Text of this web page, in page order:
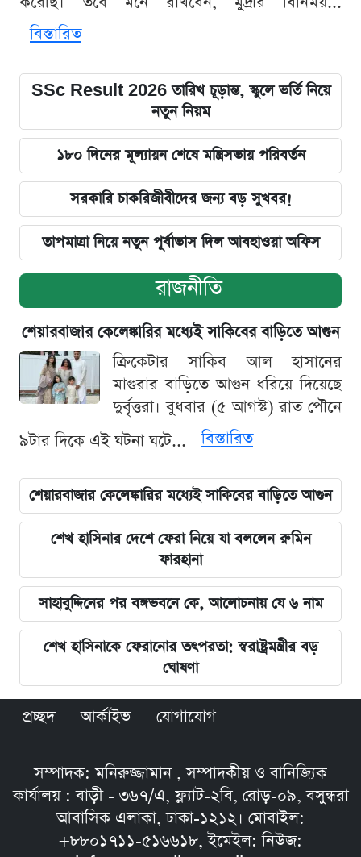
বিস্তারিত
SSc Result 2026 তারিখ চূড়ান্ত, স্কুলে ভর্তি নিয়ে
নতুন নিয়ম
১৮০ দিনের মূল্যায়ন শেষে মন্ত্রিসভায় পরিবর্তন
সরকারি চাকরিজীবীদের জন্য বড় সুখবর!
তাপমাত্রা নিয়ে নতুন পূর্বাভাস দিল আবহাওয়া অফিস
রাজনীতি
শেয়ারবাজার কেলেঙ্কারির মধ্যেই সাকিবের বাড়িতে আগুন
ক্রিকেটার সাকিব আল হাসানের
মাগুরার বাড়িতে আগুন ধরিয়ে দিয়েছে
দুর্বৃত্তরা। বুধবার (৫ আগস্ট) রাত পৌনে
৯টার দিকে এই ঘটনা ঘটে...
বিস্তারিত
শেয়ারবাজার কেলেঙ্কারির মধ্যেই সাকিবের বাড়িতে আগুন
শেখ হাসিনার দেশে ফেরা নিয়ে যা বললেন রুমিন
ফারহানা
সাহাবুদ্দিনের পর বঙ্গভবনে কে, আলোচনায় যে ৬ নাম
শেখ হাসিনাকে ফেরানোর তৎপরতা: স্বরাষ্ট্রমন্ত্রীর বড়
ঘোষণা
প্রচ্ছদ আর্কাইভ যোগাযোগ
সম্পাদক: মনিরুজ্জামান , সম্পাদকীয় ও বানিজ্যিক
কার্যালয় : বাড়ী - ৩৬৭/এ, ফ্ল্যাট-২বি, রোড়-০৯, বসুন্ধরা
আবাসিক এলাকা, ঢাকা-১২১২। মোবাইল:
+৮৮০১৭১১-৫১৬৬১৮, ইমেইল: নিউজ: